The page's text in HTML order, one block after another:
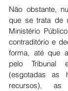
Não obstante,
que se trata de
Ministério
contraditório e
forma, até que
pelo Tribunal
(esgotadas as
recursos), as